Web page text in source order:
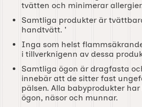
tvätten och minimerar
Samtliga produkter är
handtvätt. '
Inga som helst
i tillverknigenn av dessa
Samtliga ögon är dragfasta
innebär att de sitter fast
pälsen. Alla babyprodukter
ögon, näsor och munnar.